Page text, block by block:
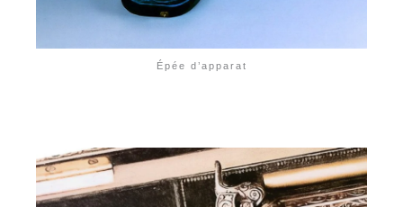
Épée d’apparat